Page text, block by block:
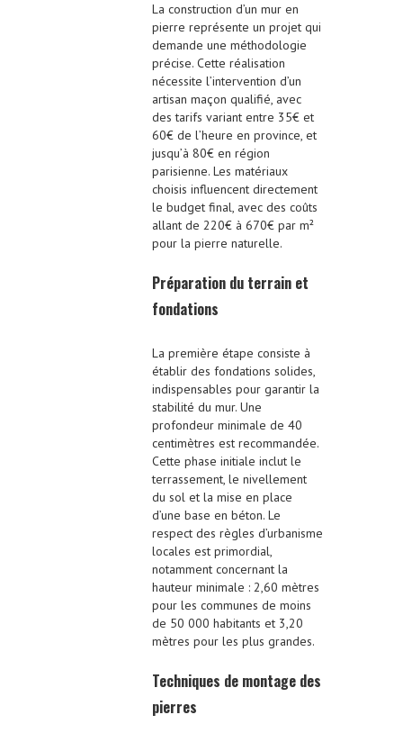
La construction d’un mur en
pierre représente un projet qui
demande une méthodologie
précise. Cette réalisation
nécessite l’intervention d’un
artisan maçon qualifié, avec
des tarifs variant entre 35€ et
60€ de l’heure en province, et
jusqu’à 80€ en région
parisienne. Les matériaux
choisis influencent directement
le budget final, avec des coûts
allant de 220€ à 670€ par m²
pour la pierre naturelle.
Préparation du terrain et
fondations
La première étape consiste à
établir des fondations solides,
indispensables pour garantir la
stabilité du mur. Une
profondeur minimale de 40
centimètres est recommandée.
Cette phase initiale inclut le
terrassement, le nivellement
du sol et la mise en place
d’une base en béton. Le
respect des règles d’urbanisme
locales est primordial,
notamment concernant la
hauteur minimale : 2,60 mètres
pour les communes de moins
de 50 000 habitants et 3,20
mètres pour les plus grandes.
Techniques de montage des
pierres